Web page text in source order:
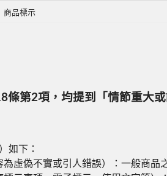
商品標示
第2項，均提到「情節重大
如下：
虛偽不實或引人錯誤）：一般商